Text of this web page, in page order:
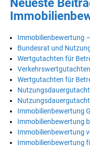
Neueste
Immobilienbewertung
Bundesrat und
Wertgutachten für
Wertgutachten für
Immobilienbewertung
Immobilienbewertung
Immobilienbewertung
Immobilienbewertung